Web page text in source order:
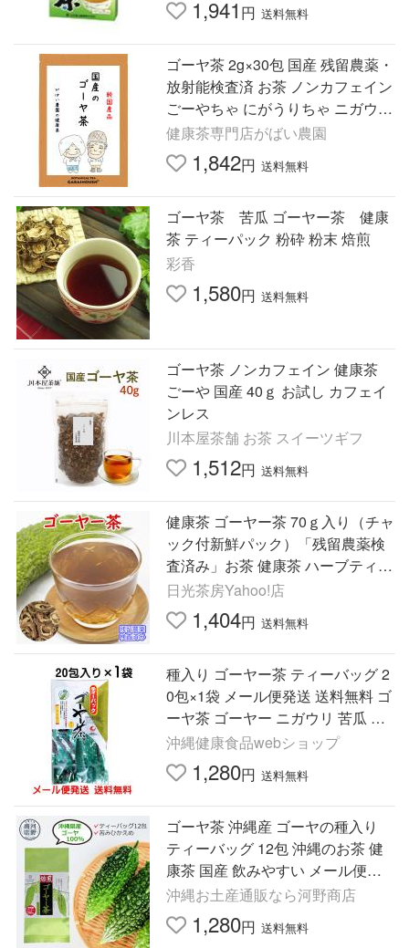
1,941 円 送料無料
ゴーヤ茶 2g×30包 国産 残留農薬・
放射能検査済 お茶 ノンカフェイン
ごーやちゃ にがうりちゃ ニガウリ
茶 健康茶 送料無料 無添加 ティー
バック
健康茶専門店がばい農園
1,842円 送料無料
ゴーヤ茶 苦瓜 ゴーヤー茶 健康
茶 ティーパック 粉砕 粉末 焙煎
彩香
1,580円 送料無料
ゴーヤ茶 ノンカフェイン 健康茶
ごーや 国産 40ｇ お試し カフェイ
ンレス
川本屋茶舗 お茶 スイーツギフ
1,512円 送料無料
健康茶 ゴーヤー茶 70ｇ入り（チャ
ック付新鮮パック）「残留農薬検
査済み」お茶 健康茶 ハーブティー
ゴーヤ茶 にがうり茶 夏 徳用
日光茶房Yahoo!店
1,404円 送料無料
種入り ゴーヤー茶 ティーバッグ 2
0包×1袋 メール便発送 送料無料 ゴ
ーヤ茶 ゴーヤー ニガウリ 苦瓜 夏
バテ防止 お茶 健康茶 沖縄 お土産
人気 比嘉製茶
沖縄健康食品webショップ
1,280円 送料無料
ゴーヤ茶 沖縄産 ゴーヤの種入り
ティーバッグ 12包 沖縄のお茶 健
康茶 国産 飲みやすい メール便送
料無料
沖縄お土産通販なら河野商店
1,280円 送料無料